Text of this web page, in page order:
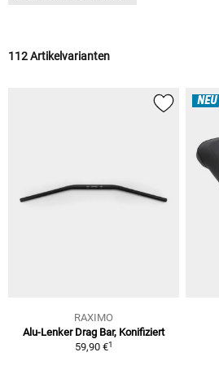
112 Artikelvarianten
RAXIMO
Alu-Lenker Drag Bar, Konifiziert
59,90 €1
NEU